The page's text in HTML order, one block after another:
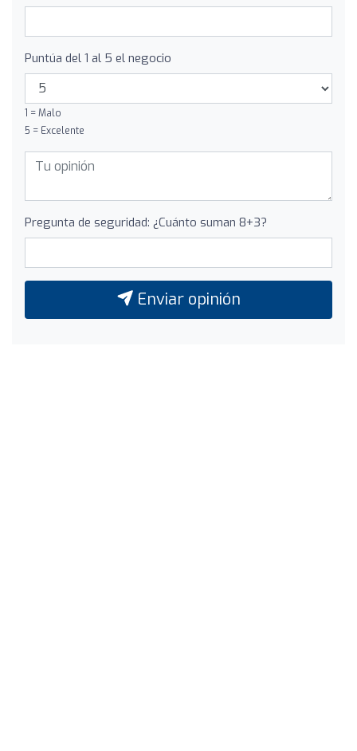
Puntúa del 1 al 5 el negocio
1 = Malo
5 = Excelente
Pregunta de seguridad: ¿Cuánto suman 8+3?
Enviar opinión